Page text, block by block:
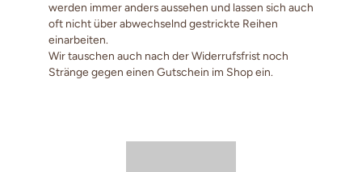
werden immer anders aussehen und lassen sich auch
oft nicht über abwechselnd gestrickte Reihen
einarbeiten.
Wir tauschen auch nach der Widerrufsfrist noch
Stränge gegen einen Gutschein im Shop ein.